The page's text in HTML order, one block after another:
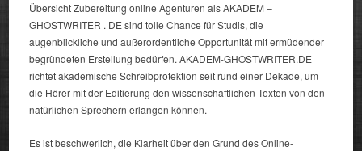
Übersicht Zubereitung online Agenturen als AKADEM –
GHOSTWRITER . DE sind tolle Chance für Studis, die
augenblickliche und außerordentliche Opportunität mit ermüdender
begründeten Erstellung bedürfen. AKADEM-GHOSTWRITER.DE
richtet akademische Schreibprotektion seit rund einer Dekade, um
die Hörer mit der Editierung den wissenschaftlichen Texten von den
natürlichen Sprechern erlangen können.
Es ist beschwerlich, die Klarheit über den Grund des Online-